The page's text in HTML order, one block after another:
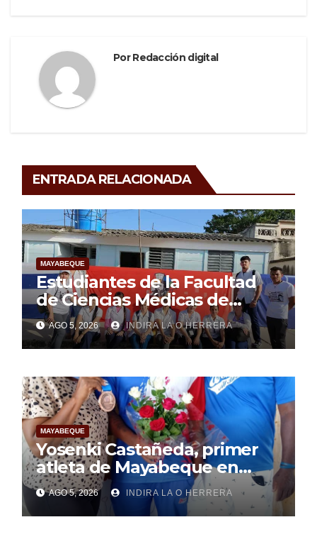
PorRedacción digital
ENTRADA RELACIONADA
MAYABEQUE
Estudiantes de la Facultad
de Ciencias Médicas de
Mayabeque realizan
pesquisa
AGO 5, 2026 INDIRA LA O HERRERA
MAYABEQUE
Yosenki Castañeda, primer
atleta de Mayabeque en
subir al podio
centroamericano
AGO 5, 2026 INDIRA LA O HERRERA